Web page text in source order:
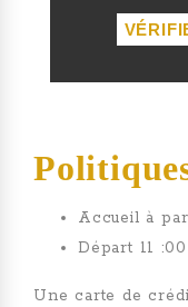
Accueil à
Départ 11 :00
Une carte de